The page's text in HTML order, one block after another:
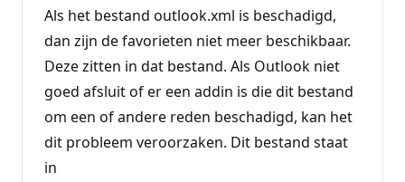
Als het bestand outlook.xml is beschadigd,
dan zijn de favorieten niet meer beschikbaar.
Deze zitten in dat bestand. Als Outlook niet
goed afsluit of er een addin is die dit bestand
om een of andere reden beschadigd, kan het
dit probleem veroorzaken. Dit bestand staat
in